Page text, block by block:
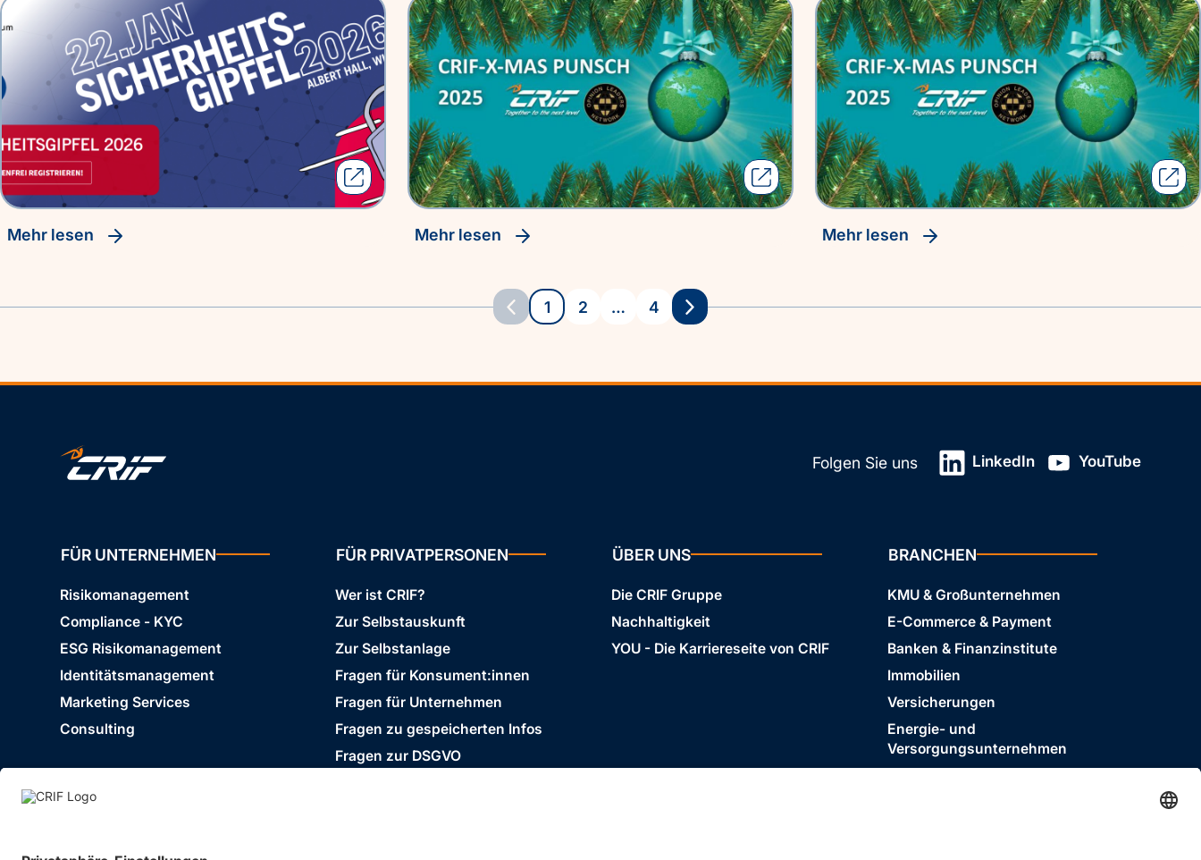
Mehr lesen Mehr lesen Mehr lesen
1 2 … 4
Folgen Sie uns LinkedIn YouTube
FÜR UNTERNEHMEN
Risikomanagement
Compliance - KYC
ESG Risikomanagement
Identitätsmanagement
Marketing Services
Consulting
FÜR PRIVATPERSONEN
Wer ist CRIF?
Zur Selbstauskunft
Zur Selbstanlage
Fragen für Konsument:innen
Fragen für Unternehmen
Fragen zu gespeicherten Infos
Fragen zur DSGVO
ÜBER UNS
Die CRIF Gruppe
Nachhaltigkeit
YOU - Die Karriereseite von CRIF
BRANCHEN
KMU & Großunternehmen
E-Commerce & Payment
Banken & Finanzinstitute
Immobilien
Versicherungen
Energie- und
Versorgungsunternehmen